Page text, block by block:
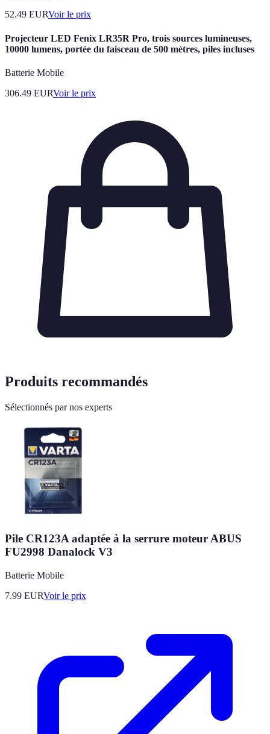
52.49 EURVoir le prix
Projecteur LED Fenix LR35R Pro, trois sources lumineuses,
10000 lumens, portée du faisceau de 500 mètres, piles incluses
Batterie Mobile
306.49 EURVoir le prix
Produits recommandés
Sélectionnés par nos experts
Pile CR123A adaptée à la serrure moteur ABUS
FU2998 Danalock V3
Batterie Mobile
7.99 EURVoir le prix